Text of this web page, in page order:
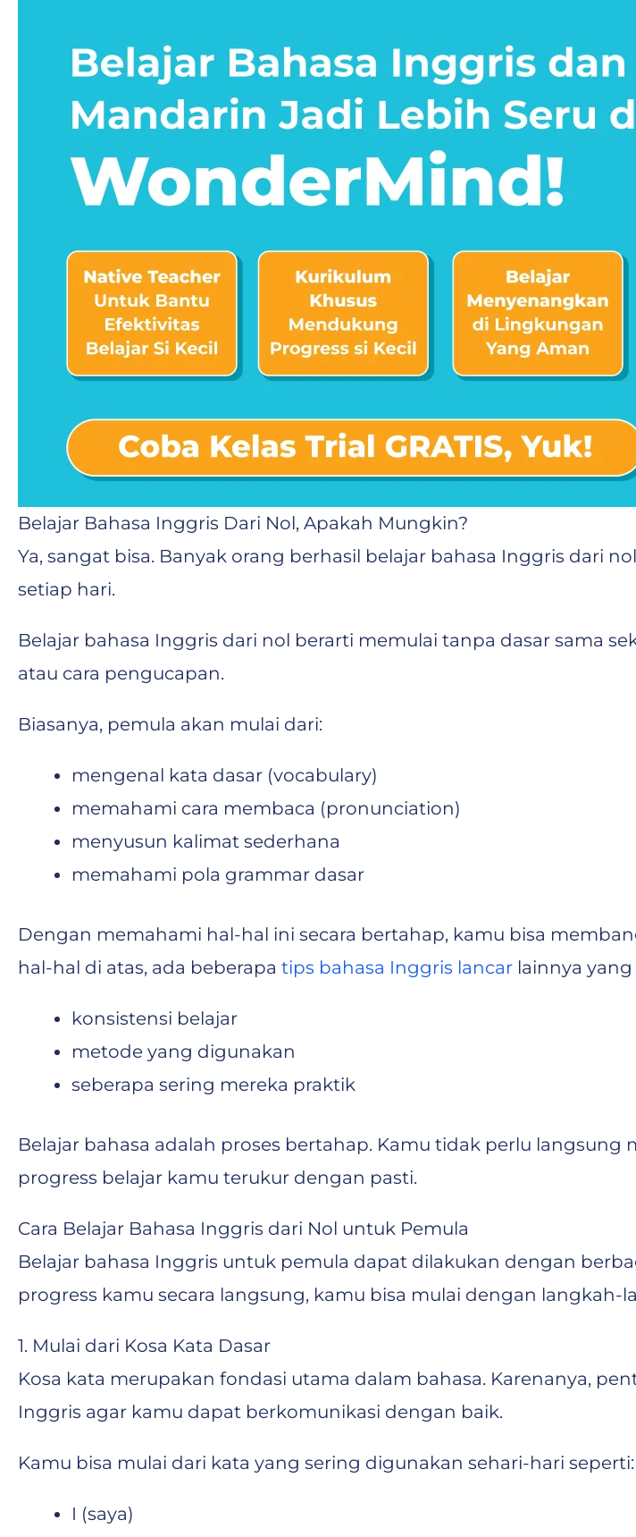
Belajar Bahasa Inggris Dari Nol, Apakah Mungkin?
Ya, sangat bisa. Banyak orang berhasil belajar bahasa Inggris dari
setiap hari.
Belajar bahasa Inggris dari nol berarti memulai tanpa dasar sama
atau cara pengucapan.
Biasanya, pemula akan mulai dari:
mengenal kata dasar (vocabulary)
memahami cara membaca (pronunciation)
menyusun kalimat sederhana
memahami pola grammar dasar
Dengan memahami hal-hal ini secara bertahap, kamu bisa
hal-hal di atas, ada beberapa tips bahasa Inggris lancar lainnya
konsistensi belajar
metode yang digunakan
seberapa sering mereka praktik
Belajar bahasa adalah proses bertahap. Kamu tidak perlu langsung
progress belajar kamu terukur dengan pasti.
Cara Belajar Bahasa Inggris dari Nol untuk Pemula
Belajar bahasa Inggris untuk pemula dapat dilakukan dengan
progress kamu secara langsung, kamu bisa mulai dengan langkah-
1. Mulai dari Kosa Kata Dasar
Kosa kata merupakan fondasi utama dalam bahasa. Karenanya,
Inggris agar kamu dapat berkomunikasi dengan baik.
Kamu bisa mulai dari kata yang sering digunakan sehari-hari seperti:
I (saya)